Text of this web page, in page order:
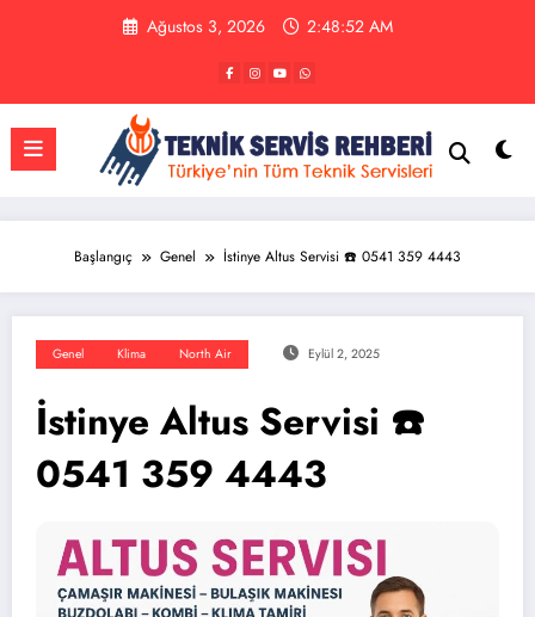
Ağustos 3, 2026 2:48:53 AM
Başlangıç Genel İstinye Altus Servisi ☎️ 0541 359 4443
Genel Klima North Air Eylül 2, 2025
İstinye Altus Servisi ☎️
0541 359 4443